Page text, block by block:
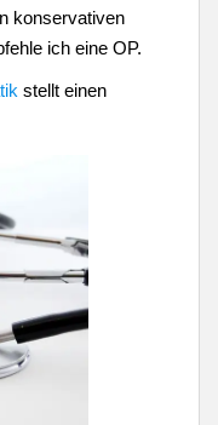
konservativen
ich eine OP.
stellt einen